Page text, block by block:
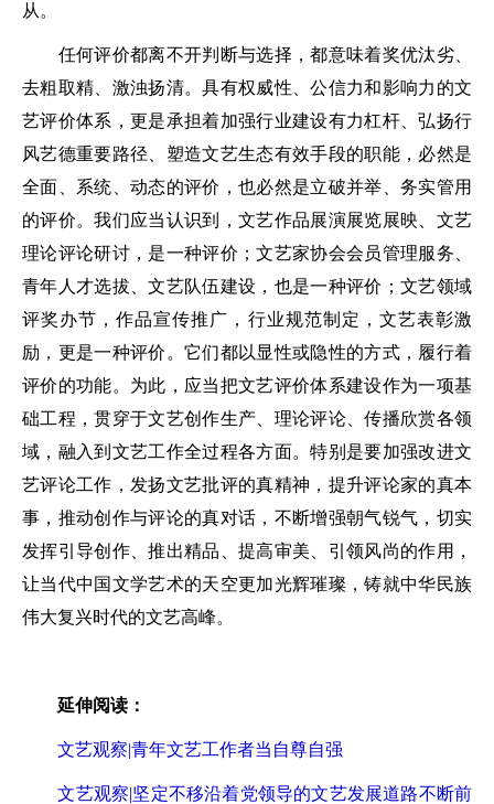
从。
任何评价都离不开判断与选择，都意味着奖优汰劣、
去粗取精、激浊扬清。具有权威性、公信力和影响力的文
艺评价体系，更是承担着加强行业建设有力杠杆、弘扬行
风艺德重要路径、塑造文艺生态有效手段的职能，必然是
全面、系统、动态的评价，也必然是立破并举、务实管用
的评价。我们应当认识到，文艺作品展演展览展映、文艺
理论评论研讨，是一种评价；文艺家协会会员管理服务、
青年人才选拔、文艺队伍建设，也是一种评价；文艺领域
评奖办节，作品宣传推广，行业规范制定，文艺表彰激
励，更是一种评价。它们都以显性或隐性的方式，履行着
评价的功能。为此，应当把文艺评价体系建设作为一项基
础工程，贯穿于文艺创作生产、理论评论、传播欣赏各领
域，融入到文艺工作全过程各方面。特别是要加强改进文
艺评论工作，发扬文艺批评的真精神，提升评论家的真本
事，推动创作与评论的真对话，不断增强朝气锐气，切实
发挥引导创作、推出精品、提高审美、引领风尚的作用，
让当代中国文学艺术的天空更加光辉璀璨，铸就中华民族
伟大复兴时代的文艺高峰。
延伸阅读：
文艺观察|青年文艺工作者当自尊自强
文艺观察|坚定不移沿着党领导的文艺发展道路不断前